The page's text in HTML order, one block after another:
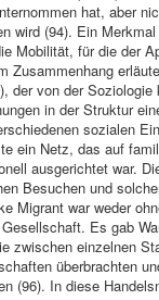
hat, aber
wird (94). Ein
Mobilität, für die der
Zusammenhang
), der von der
in der Struktur
sozialen
ein Netz, das auf
ausgerichtet war.
Besuchen und
Migrant war weder
Es gab
zwischen einzelnen
überbrachten
(96). In diese